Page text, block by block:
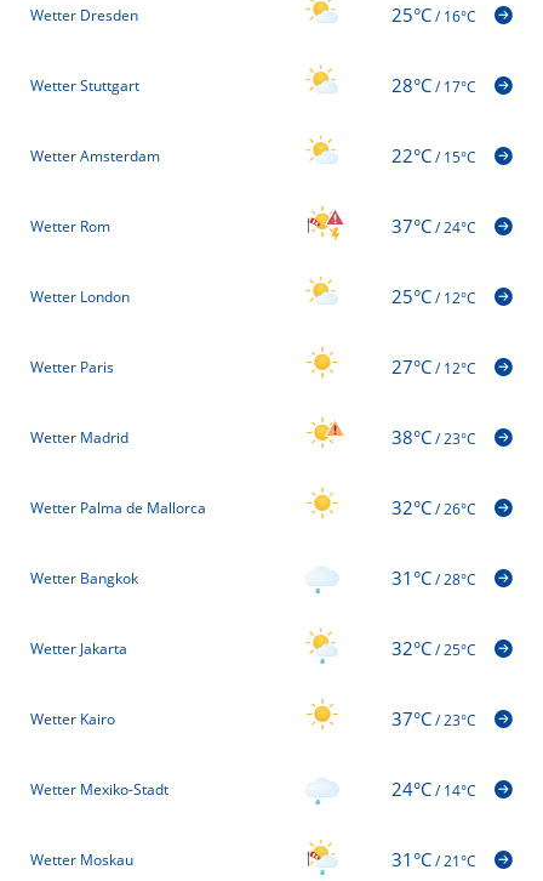
Wetter Dresden 25°C/16°C
Wetter Stuttgart 28°C/17°C
Wetter Amsterdam 22°C/15°C
Wetter Rom 37°C/24°C
Wetter London 25°C/12°C
Wetter Paris 27°C/12°C
Wetter Madrid 38°C/23°C
Wetter Palma de Mallorca 32°C/26°C
Wetter Bangkok 31°C/28°C
Wetter Jakarta 32°C/25°C
Wetter Kairo 37°C/23°C
Wetter Mexiko-Stadt 24°C/14°C
Wetter Moskau 31°C/21°C